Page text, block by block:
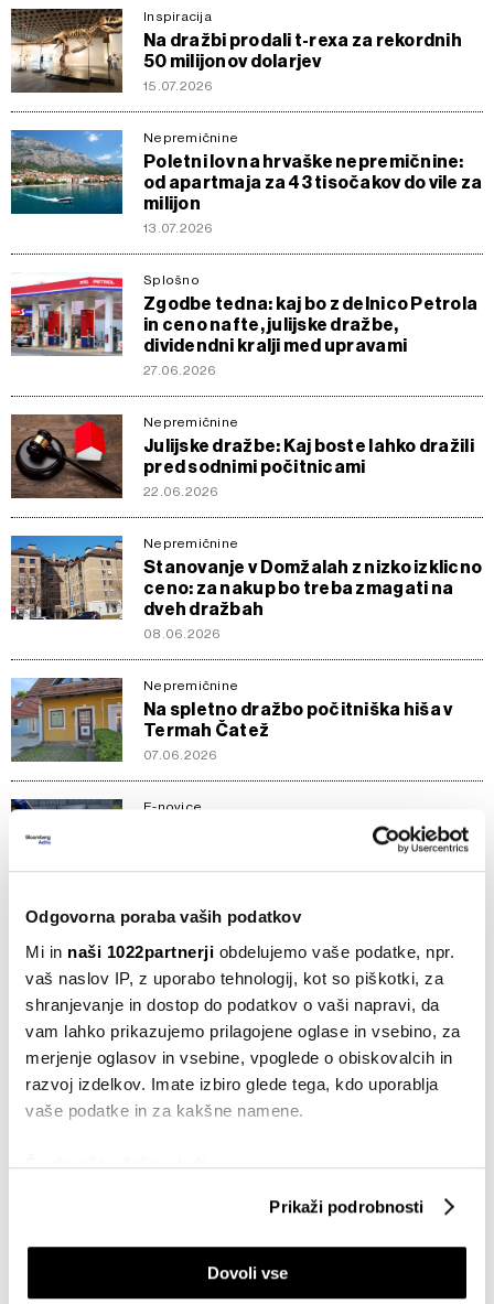
Odgovorna poraba vaših podatkov
Mi in naši 1022partnerji obdelujemo vaše podatke, npr.
vaš naslov IP, z uporabo tehnologij, kot so piškotki, za
shranjevanje in dostop do podatkov o vaši napravi, da
vam lahko prikazujemo prilagojene oglase in vsebino, za
merjenje oglasov in vsebine, vpoglede o obiskovalcih in
razvoj izdelkov. Imate izbiro glede tega, kdo uporablja
vaše podatke in za kakšne namene.
Če dovolite, želimo tudi:
Zbirati informacije o vaši geografski lokaciji, ki so
Identificirati napravo z aktivnim preverjanjem
lastnosti (odčitavanje prstnih odtisov)
Prikaži podrobnosti
Dovoli vse
Inspiracija
Na dražbi prodali t-rexa za rekordnih
50 milijonov dolarjev
15.07.2026
Nepremičnine
Poletni lov na hrvaške nepremičnine:
od apartmaja za 43 tisočakov do vile za
milijon
13.07.2026
Splošno
Zgodbe tedna: kaj bo z delnico Petrola
in ceno nafte, julijske dražbe,
dividendni kralji med upravami
27.06.2026
Nepremičnine
Julijske dražbe: Kaj boste lahko dražili
pred sodnimi počitnicami
22.06.2026
Nepremičnine
Stanovanje v Domžalah z nizko izklicno
ceno: za nakup bo treba zmagati na
dveh dražbah
08.06.2026
Nepremičnine
Na spletno dražbo počitniška hiša v
Termah Čatež
07.06.2026
E-novice
Top 5 novic za začetek dneva: napad
na Nato in rekordi na drugi strani luže
29.05.2026
Nepremičnine
Od vile na Bledu do ugodne garsonjere
v Ljubljani: kaj prinašajo junijske
dražbe?
29.05.2026
Na Bledu junija na dražbo vila za 2,8
milijona in penzion ob jezeru
Maja na dražbi: Stanovanja, hiše,